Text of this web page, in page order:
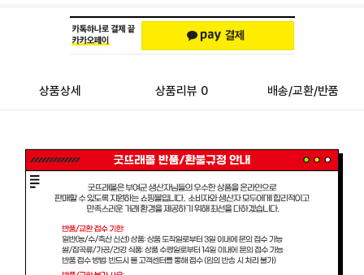
상품상세 상품리뷰 0 배송/교환/반품